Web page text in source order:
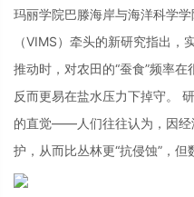
玛丽学院巴滕海岸与海洋科学
（VIMS）牵头的新研究指出
推动时，对农田的“蚕食”频率
反而更易在盐水压力下掉守。
的直觉——人们往往认为，因经
护，从而比丛林更“抗侵蚀”，但